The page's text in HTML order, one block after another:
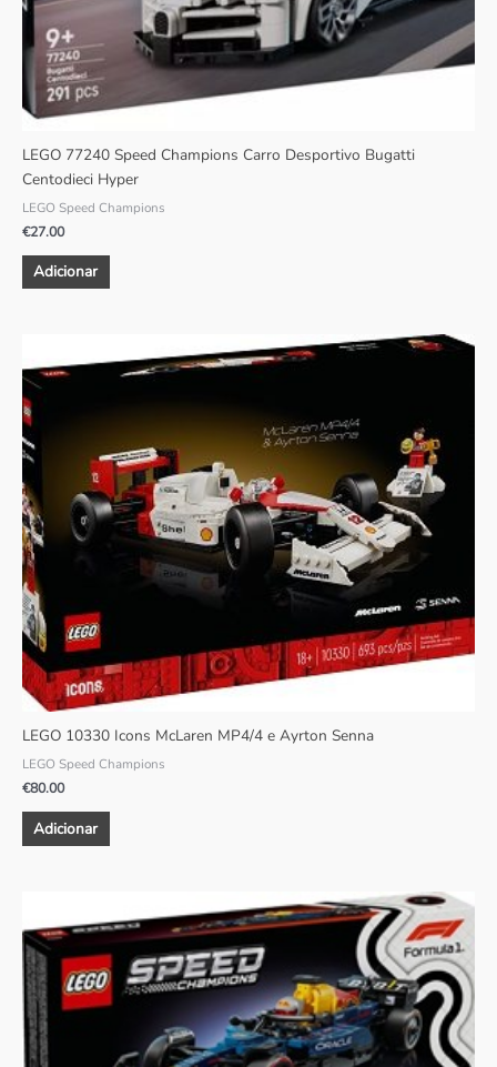
LEGO 77240 Speed Champions Carro Desportivo Bugatti
Centodieci Hyper
LEGO Speed Champions
€27.00
Adicionar
LEGO 10330 Icons McLaren MP4/4 e Ayrton Senna
LEGO Speed Champions
€80.00
Adicionar